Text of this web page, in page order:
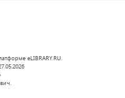
eLIBRARY.RU.